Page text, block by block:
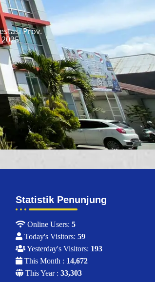
Prov.
Statistik Penunjung
Online Users:5
Today's Visitors:59
Yesterday's Visitors: 193
This Month : 14,672
This Year :33,303